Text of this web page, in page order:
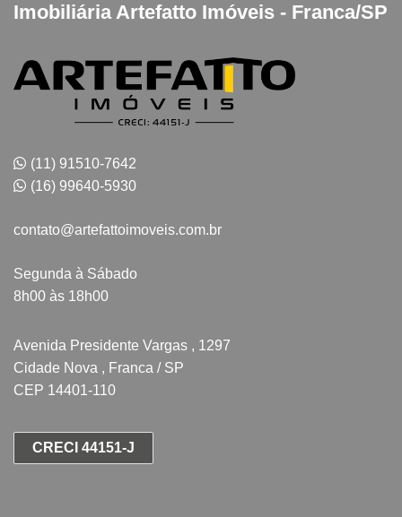
Imobiliária Artefatto Imóveis - Franca/SP
(11) 91510-7642
(16) 99640-5930
contato@artefattoimoveis.com.br
Segunda à Sábado
8h00 às 18h00
Avenida Presidente Vargas , 1297
Cidade Nova , Franca / SP
CEP 14401-110
CRECI 44151-J